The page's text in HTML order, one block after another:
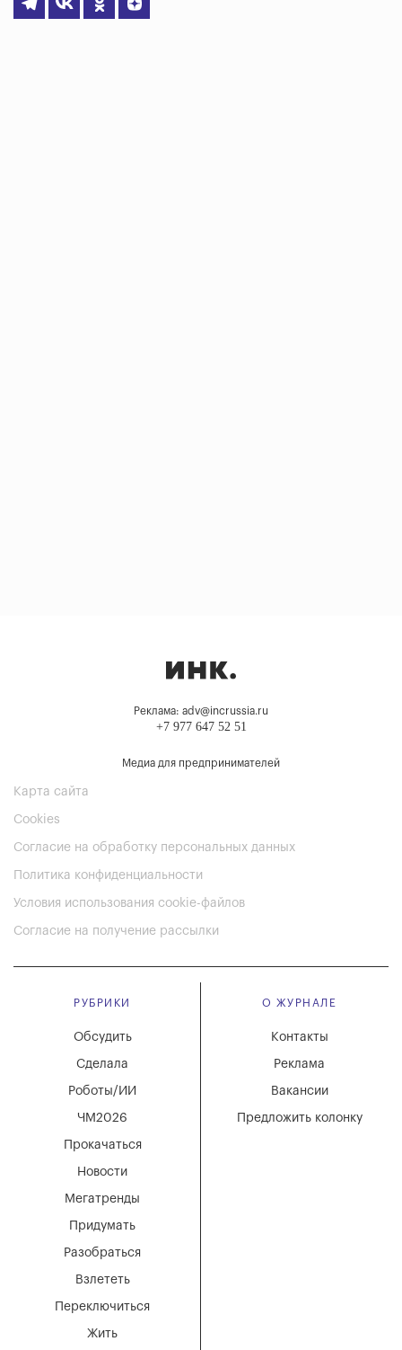
Реклама: adv@incrussia.ru
+7 977 647 52 51
Медиа для предпринимателей
Карта сайта
Cookies
Согласие на обработку персональных данных
Политика конфиденциальности
Условия использования cookie-файлов
Согласие на получение рассылки
РУБРИКИ
Мегатренды
Придумать
Разобраться
Взлететь
Новости
Переключиться
Жить
Обсудить
Сделала
Роботы/ИИ
ЧМ2026
Прокачаться
О ЖУРНАЛЕ
Вакансии
Реклама
Контакты
Предложить колонку